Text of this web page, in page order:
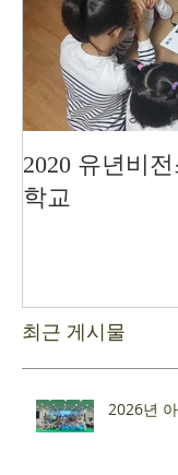
2020 유년비
학교
최근 게시물
2026년